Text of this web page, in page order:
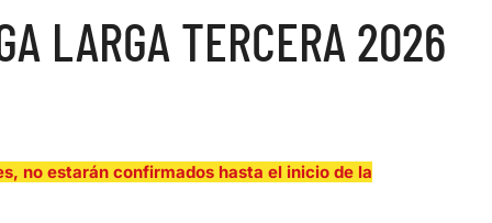
LARGA TERCERA 2026
no estarán confirmados hasta el inicio de la